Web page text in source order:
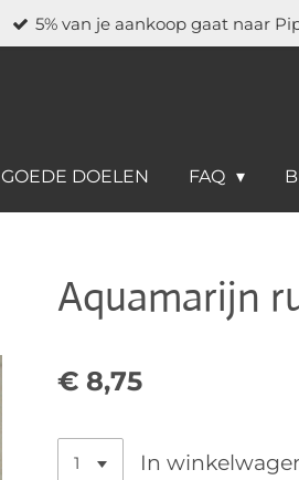
5% van je aankoop gaat naar
GOEDE DOELEN FAQ
Aquamarijn
€ 8,75
In